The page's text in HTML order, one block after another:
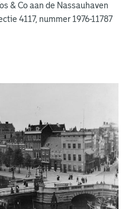
& Co aan de Nassauhaven
4117, nummer 1976-11787